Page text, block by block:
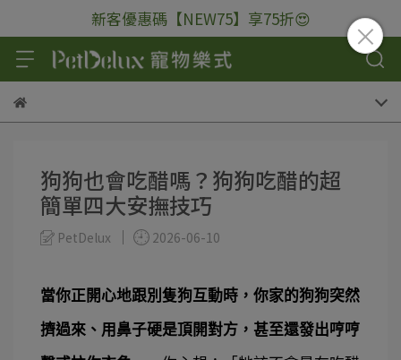
新客優惠碼【NEW75】享75折😍
狗狗也會吃醋嗎？狗狗吃醋的超
簡單四大安撫技巧
PetDelux 2026-06-10
當你正開心地跟別隻狗互動時，你家的狗狗突然
擠過來、用鼻子硬是頂開對方，甚至還發出哼哼